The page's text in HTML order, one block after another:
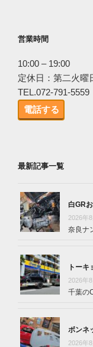
営業時間
10:00 – 19:00
定休日：第二火曜
TEL.072-791-5559
電話する
最新記事一覧
白GR
2026年
奈良ナ
トーキ
2026年
千葉の
ボンネ
2026年